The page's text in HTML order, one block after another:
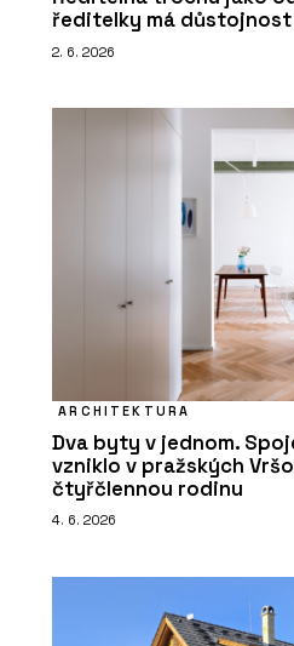
ředitelky má důstojnost
2. 6. 2026
ARCHITEKTURA
Dva byty v jednom.
vzniklo v pražských
čtyřčlennou rodinu
4. 6. 2026